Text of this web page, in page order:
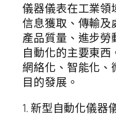
儀器儀表在工業領
信息獲取、傳輸及
產品質量、進步勞
自動化的主要東
網絡化、智能化、
目的發展。
1. 新型自動化儀器